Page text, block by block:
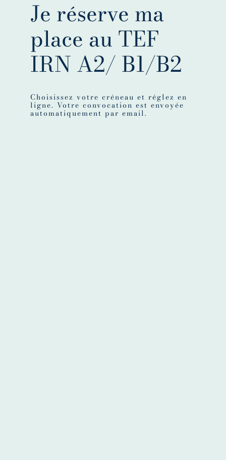
Je réserve ma
place au TEF
IRN A2/ B1/B2
Choisissez votre créneau et réglez en
ligne. Votre convocation est envoyée
automatiquement par email.